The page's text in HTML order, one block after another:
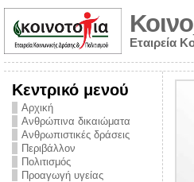
Εταιρεία
Κεντρικό μενού
Αρχική
Ανθρώπινα δικαιώματα
Ανθρωπιστικές δράσεις
Περιβάλλον
Πολιτισμός
Προαγωγή υγείας